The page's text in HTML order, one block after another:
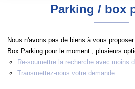
Estimation Par Un
SYNDIC
NOTRE
Type de bien
Budget max
Parking / box
Nous n'avons pas de biens à vous
Box Parking pour le moment , plusieurs
Re-soumettre la recherche avec moins
Transmettez-nous votre demande